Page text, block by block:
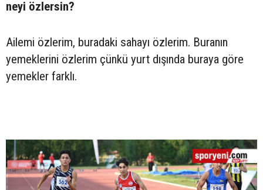
neyi özlersin?
Ailemi özlerim, buradaki sahayı özlerim. Buranın
yemeklerini özlerim çünkü yurt dışında buraya göre
yemekler farklı.